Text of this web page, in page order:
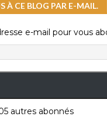
À CE BLOG PAR E-MAIL.
e-mail pour vous
autres abonnés